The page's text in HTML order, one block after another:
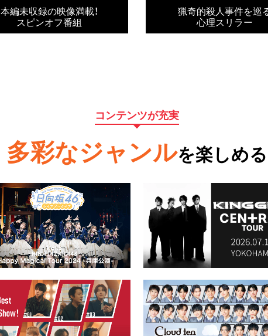
本編未収録の映像満載！
スピンオフ番組
猟奇的殺人事件を巡
心理スリラー
コンテンツが充実
多彩なジャンルを楽しめる